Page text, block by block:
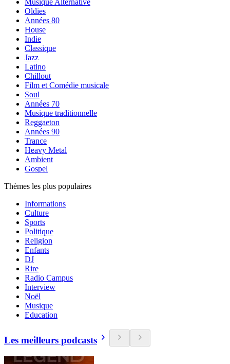
Musique Alternative
Oldies
Années 80
House
Indie
Classique
Jazz
Latino
Chillout
Film et Comédie musicale
Soul
Années 70
Musique traditionnelle
Reggaeton
Années 90
Trance
Heavy Metal
Ambient
Gospel
Thèmes les plus populaires
Informations
Culture
Sports
Politique
Religion
Enfants
DJ
Rire
Radio Campus
Interview
Noël
Musique
Education
Les meilleurs podcasts